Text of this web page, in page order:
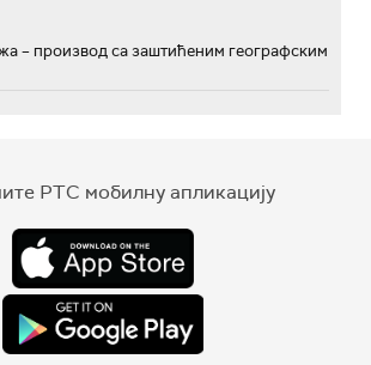
– производ са заштићеним географским
РТС мобилну апликацију